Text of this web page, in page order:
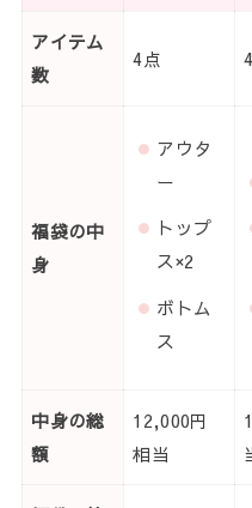
アイテム
数
4点
福袋の中
身
アウタ
ー
トップ
ス×2
ボトム
ス
中身の総
額
12,000円
相当